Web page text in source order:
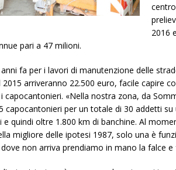
2016
pari a 47 milioni.
anni fa per i lavori di manutenzione delle
2015 arriveranno 22.500 euro, facile capire
capocantonieri. «Nella nostra zona, da
capocantonieri per un totale di 30 addetti su
e quindi oltre 1.800 km di banchine. Al
migliore delle ipotesi 1987, solo una è
non arriva prendiamo in mano la falce